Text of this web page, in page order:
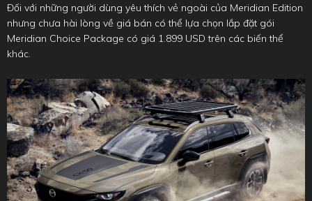
Đối với những người dùng yêu thích vẻ ngoài của Meridian Edition
nhưng chưa hài lòng về giá bán có thể lựa chọn lắp đặt gói
Meridian Choice Package có giá 1.899 USD trên các biến thể
khác.